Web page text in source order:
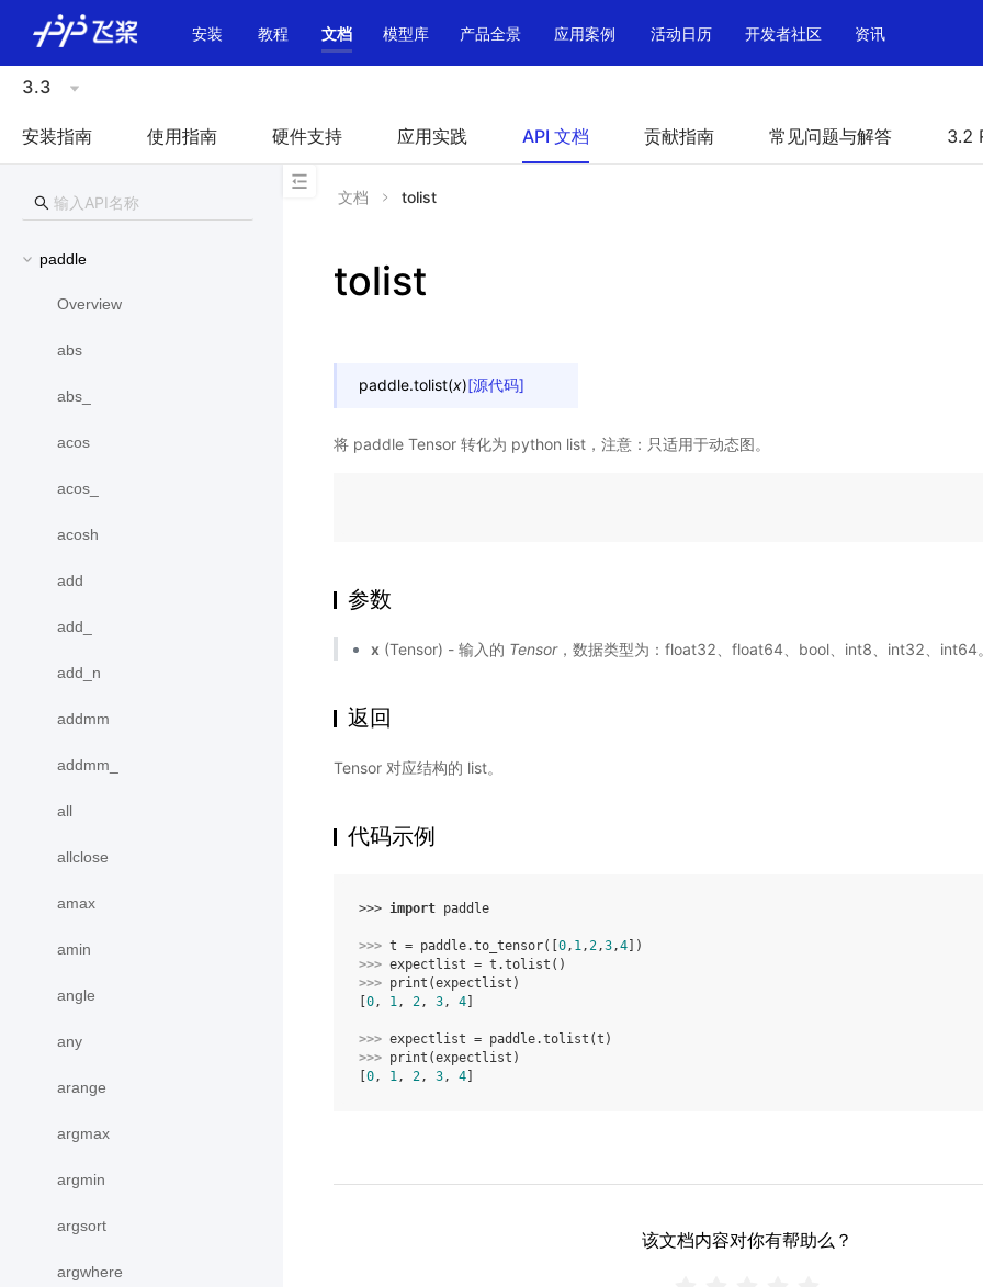
安装
教程 文档 模型库 产品全景 应用案例 活动日历 开发者社区 资讯
3.3
安装指南 使用指南 硬件支持 应用实践 API 文档 贡献指南 常见问题与解答 3.2
paddle
Overview
abs
abs_
acos
acos_
acosh
add
add_
add_n
addmm
addmm_
all
allclose
amax
amin
angle
any
arange
argmax
argmin
argsort
argwhere
文档 tolist
tolist
paddle.tolist(x)[源代码]
将 paddle Tensor 转化为 python list，注意：只适用于动态图。
参数
x (Tensor) - 输入的 Tensor，数据类型为：float32、float64、bool、int8、int32、int64
返回
Tensor 对应结构的 list。
代码示例
>>> import paddle
>>> t = paddle.to_tensor([ 0, 1,2,3,4 ])
>>> expectlist = t .tolist ()
>>> print (expectlist )
0, 1, 2, 3, 4
>>> expectlist = paddle.tolist (t )
>>> print (expectlist )
0, 1, 2, 3, 4
该文档内容对你有帮助么？